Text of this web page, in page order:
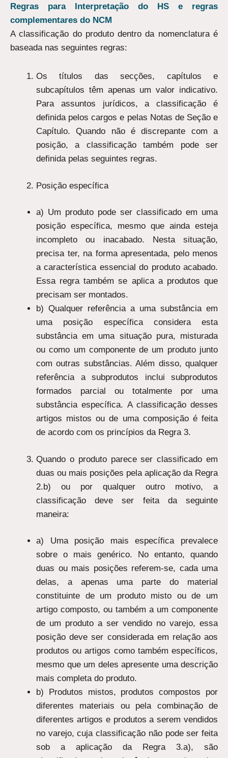
Regras para Interpretação do HS e regras
complementares do NCM
A classificação do produto dentro da nomenclatura é
baseada nas seguintes regras:
Os títulos das secções, capítulos e
subcapítulos têm apenas um valor indicativo.
Para assuntos jurídicos, a classificação é
definida pelos cargos e pelas Notas de Seção e
Capítulo. Quando não é discrepante com a
posição, a classificação também pode ser
definida pelas seguintes regras.
Posição específica
a) Um produto pode ser classificado em uma
posição específica, mesmo que ainda esteja
incompleto ou inacabado. Nesta situação,
precisa ter, na forma apresentada, pelo menos
a característica essencial do produto acabado.
Essa regra também se aplica a produtos que
precisam ser montados.
b) Qualquer referência a uma substância em
uma posição específica considera esta
substância em uma situação pura, misturada
ou como um componente de um produto junto
com outras substâncias. Além disso, qualquer
referência a subprodutos inclui subprodutos
formados parcial ou totalmente por uma
substância específica. A classificação desses
artigos mistos ou de uma composição é feita
de acordo com os princípios da Regra 3.
Quando o produto parece ser classificado em
duas ou mais posições pela aplicação da Regra
2.b) ou por qualquer outro motivo, a
classificação deve ser feita da seguinte
maneira:
a) Uma posição mais específica prevalece
sobre o mais genérico. No entanto, quando
duas ou mais posições referem-se, cada uma
delas, a apenas uma parte do material
constituinte de um produto misto ou de um
artigo composto, ou também a um componente
de um produto a ser vendido no varejo, essa
posição deve ser considerada em relação aos
produtos ou artigos como também específicos,
mesmo que um deles apresente uma descrição
mais completa do produto.
b) Produtos mistos, produtos compostos por
diferentes materiais ou pela combinação de
diferentes artigos e produtos a serem vendidos
no varejo, cuja classificação não pode ser feita
sob a aplicação da Regra 3.a), são